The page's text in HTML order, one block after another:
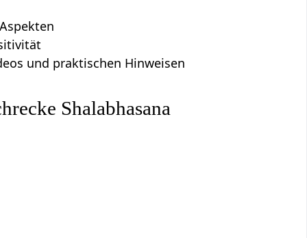
und praktischen Hinweisen
Shalabhasana